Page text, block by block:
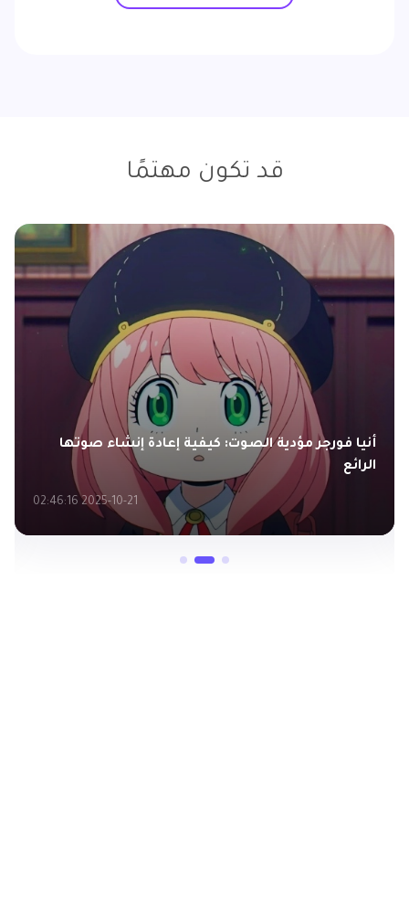
قد تكون مهتمًا
أنيا فورجر مؤدية الصوت: كيفية إعادة إنشاء صوتها
الرائع
2025-10-21 02:46:16